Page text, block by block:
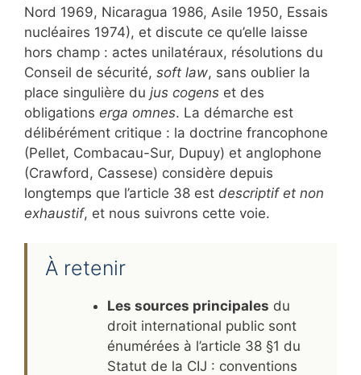
Nord 1969, Nicaragua 1986, Asile 1950, Essais
nucléaires 1974), et discute ce qu’elle laisse
hors champ : actes unilatéraux, résolutions du
Conseil de sécurité, soft law, sans oublier la
place singulière du jus cogens et des
obligations erga omnes. La démarche est
délibérément critique : la doctrine francophone
(Pellet, Combacau-Sur, Dupuy) et anglophone
(Crawford, Cassese) considère depuis
longtemps que l’article 38 est descriptif et non
exhaustif, et nous suivrons cette voie.
À retenir
Les sources principales du
droit international public sont
énumérées à l’article 38 §1 du
Statut de la CIJ : conventions